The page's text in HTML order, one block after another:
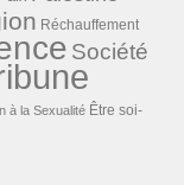
Réchauffement
Société
à la Sexualité Être soi-